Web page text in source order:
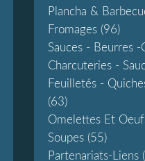
Plancha &
Fromages (96)
Sauces - Beurres
Charcuteries -
Feuilletés -
(63)
Omelettes Et
Soupes (55)
Partenariats-Liens